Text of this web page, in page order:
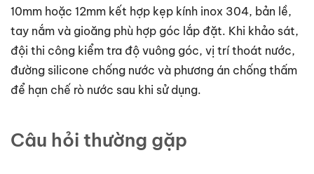
10mm hoặc 12mm kết hợp kẹp kính inox 304, bản lề,
tay nắm và gioăng phù hợp góc lắp đặt. Khi khảo sát,
đội thi công kiểm tra độ vuông góc, vị trí thoát nước,
đường silicone chống nước và phương án chống thấm
để hạn chế rò nước sau khi sử dụng.
Câu hỏi thường gặp